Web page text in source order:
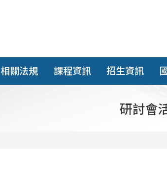
相關法規 課程資訊 招生資訊
研討會